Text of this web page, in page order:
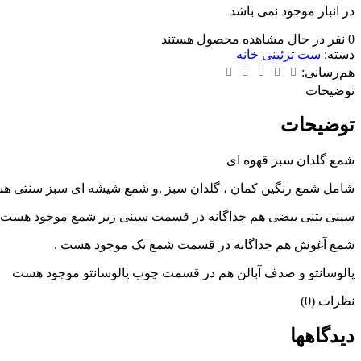
در انبار موجود نمی باشد
0 نفر در حال مشاهده محصول هستند
دسته: ست تزئینی خانه
هم‌رسانی:
توضیحات
توضیحات
شمع گلدان سبز قهوه ای
شامل شمع رنگین کمان ، گلدان سبز .و شمع شیشه ای سبز سنتی
سینی بتنی بیضی هم جداگانه در قسمت سینی زیر شمع موجود
شمع آغوش هم جداگانه در قسمت شمع تک موجود هست .
پالوسانتو و صدف آبالن هم در قسمت چوب پالوسانتو موجود هست
نظرات (0)
دیدگاهها